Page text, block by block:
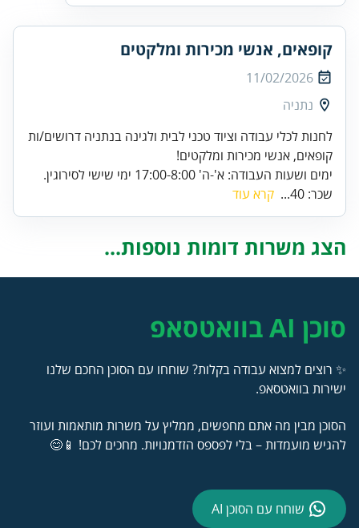
קופאים, אנשי מכירות ומלקטים
11/02/2026
נתניה
לחנות לכלי עבודה וציוד טכני לבית ולגינה בנתניה דרושים/ות
קופאים, אנשי מכירות ומלקטים!
ימים ושעות העבודה: א'-ה' 17:00-8:00 ימי שישי לסירוגין.
שכר: 40...
קרא עוד
הצג משרות דומות נוספות...
סוכן AI בוואטסאפ
✨ רוצים למצוא עבודה בקלות? שוחחו עם הסוכן החכם שלנו
ישירות בוואטסאפ.
הסוכן מבין מה אתם מחפשים, ממליץ על משרות מותאמות ועוזר
להגיש מועמדות – בלי לפספס הזדמנויות. מחכים לכם! 📱😊
שוחח עם הסוכן AI